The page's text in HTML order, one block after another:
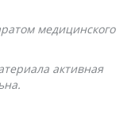
медицинского
активная